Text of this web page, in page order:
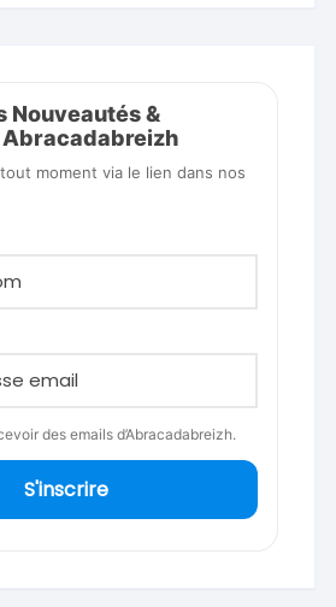
Nouveautés &
moment via le lien dans nos
des emails d’Abracadabreizh.
S'inscrire